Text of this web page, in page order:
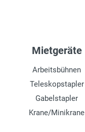
Mietgeräte
Arbeitsbühnen
Teleskopstapler
Gabelstapler
Krane/Minikrane